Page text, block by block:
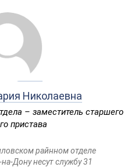
Николаевна
– заместитель старшего
пристава
райнном отделе
Дону несут службу 31